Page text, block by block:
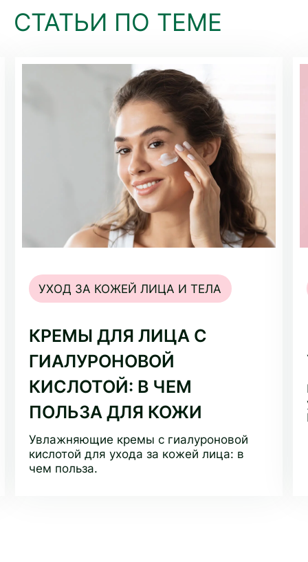
СТАТЬИ ПО ТЕМЕ
УХОД ЗА КОЖЕЙ ЛИЦА И ТЕЛА
КРЕМЫ ДЛЯ ЛИЦА C
ГИАЛУРОНОВОЙ
КИСЛОТОЙ: В ЧЕМ
ПОЛЬЗА ДЛЯ КОЖИ
Увлажняющие кремы с гиалуроновой
кислотой для ухода за кожей лица: в
чем польза.